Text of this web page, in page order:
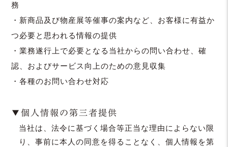
務
・新商品及び物産展等催事の案内など、お客様に有益か
つ必要と思われる情報の提供
・業務遂行上で必要となる当社からの問い合わせ、確
認、およびサービス向上のための意見収集
・各種のお問い合わせ対応
▼個人情報の第三者提供
当社は、法令に基づく場合等正当な理由によらない限
り、事前に本人の同意を得ることなく、個人情報を第